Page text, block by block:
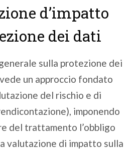
d’impatto
dei dati
sulla protezione dei
un approccio fondato
del rischio e di
imponendo
del trattamento l’obbligo
valutazione di impatto sulla